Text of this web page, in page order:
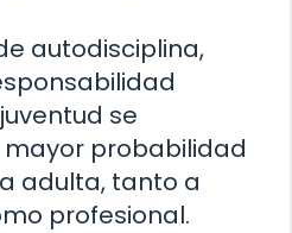
autodisciplina,
se
probabilidad
adulta, tanto a
profesional.